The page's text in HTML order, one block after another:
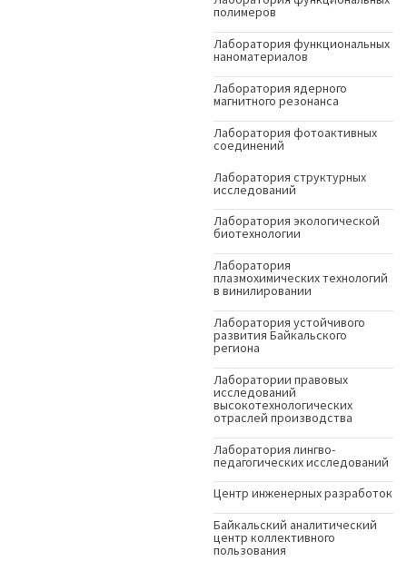
полимеров
Лаборатория функциональных
наноматериалов
Лаборатория ядерного
магнитного резонанса
Лаборатория фотоактивных
соединений
Лаборатория структурных
исследований
Лаборатория экологической
биотехнологии
Лаборатория
плазмохимических технологий
в винилировании
Лаборатория устойчивого
развития Байкальского
региона
Лаборатории правовых
исследований
высокотехнологических
отраслей производства
Лаборатория лингво-
педагогических исследований
Центр инженерных разработок
Байкальский аналитический
центр коллективного
пользования